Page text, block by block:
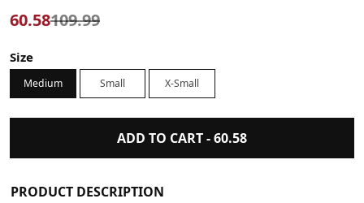
60.58109.99
Size
Medium Small X-Small
ADD TO CART -60.58
PRODUCT DESCRIPTION